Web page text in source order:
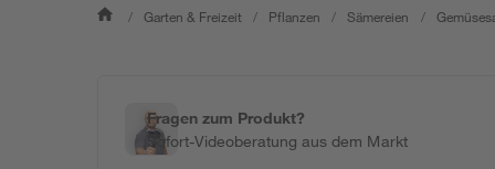
/ Garten & Freizeit / Pflanzen / Sämereien /
Fragen zum Produkt?
Sofort-Videoberatung aus dem Markt